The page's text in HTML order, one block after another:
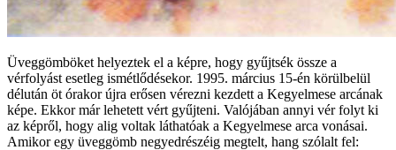
Üveggömböket helyeztek el a képre, hogy gyűjtsék össze a
vérfolyást esetleg ismétlődésekor. 1995. március 15-én körülbelül
délután öt órakor újra erősen vérezni kezdett a Kegyelmese arcának
képe. Ekkor már lehetett vért gyűjteni. Valójában annyi vér folyt ki
az képről, hogy alig voltak láthatóak a Kegyelmese arca vonásai.
Amikor egy üveggömb negyedrészéig megtelt, hang szólalt fel: